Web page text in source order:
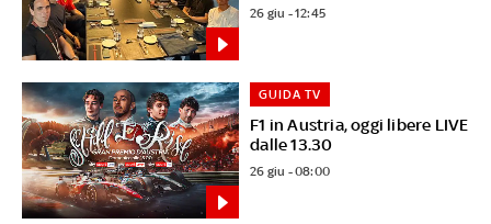
26 giu - 12:45
F1 in Austria, oggi libere LIVE
dalle 13.30
GUIDA TV
26 giu - 08:00